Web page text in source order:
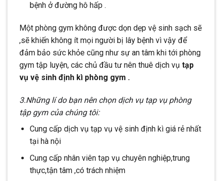
bệnh ở đường hô hấp .
Một phòng gym không được dọn dẹp vệ sinh sạch sẽ
,sẽ khiến không ít mọi người bị lây bệnh vì vậy để
đảm bảo sức khỏe cũng như sự an tâm khi tới phòng
gym tập luyện, các chủ đầu tư nên thuê dịch vụ tạp
vụ vệ sinh định kì phòng gym .
3.Những lí do bạn nên chọn dịch vụ tạp vụ phòng
tập gym của chúng tôi:
Cung cấp dịch vụ tạp vụ vệ sinh định kì giá rẻ nhất
tại hà nội
Cung cấp nhân viên tạp vụ chuyên nghiệp,trung
thực,tận tâm ,có trách nhiệm